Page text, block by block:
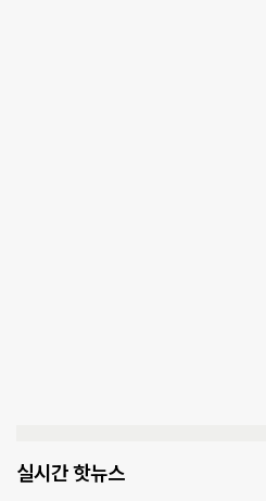
실시간 핫뉴스